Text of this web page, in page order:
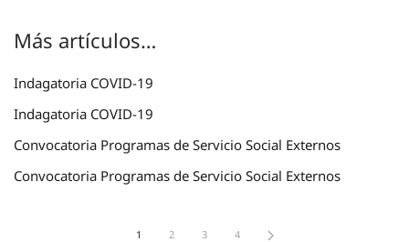
Más artículos…
Indagatoria COVID-19
Indagatoria COVID-19
Convocatoria Programas de Servicio Social Externos
Convocatoria Programas de Servicio Social Externos
1 2 3 4